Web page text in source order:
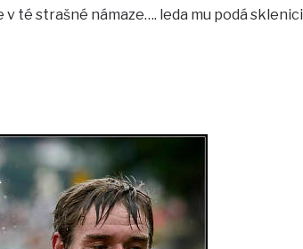
té strašné námaze…. leda mu podá sklenici